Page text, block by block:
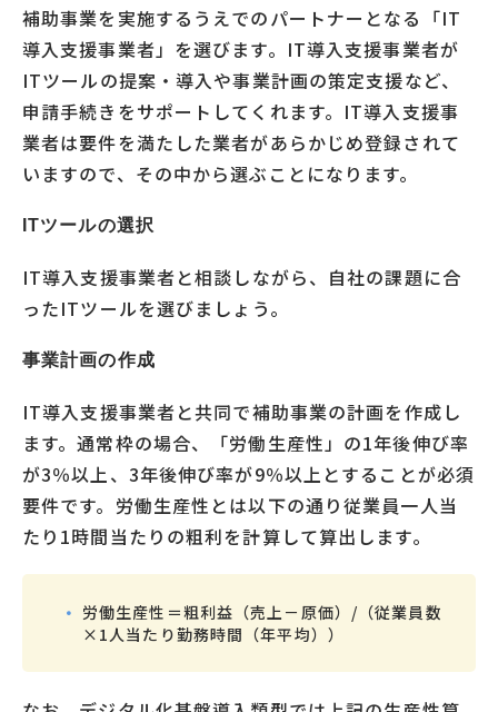
補助事業を実施するうえでのパートナーとなる「IT
導入支援事業者」を選びます。IT導入支援事業者が
ITツールの提案・導入や事業計画の策定支援など、
申請手続きをサポートしてくれます。IT導入支援事
業者は要件を満たした業者があらかじめ登録されて
いますので、その中から選ぶことになります。
ITツールの選択
IT導入支援事業者と相談しながら、自社の課題に合
ったITツールを選びましょう。
事業計画の作成
IT導入支援事業者と共同で補助事業の計画を作成し
ます。通常枠の場合、「労働生産性」の1年後伸び率
が3％以上、3年後伸び率が9％以上とすることが必須
要件です。労働生産性とは以下の通り従業員一人当
たり1時間当たりの粗利を計算して算出します。
労働生産性＝粗利益（売上－原価）/（従業員数
×1人当たり勤務時間（年平均））